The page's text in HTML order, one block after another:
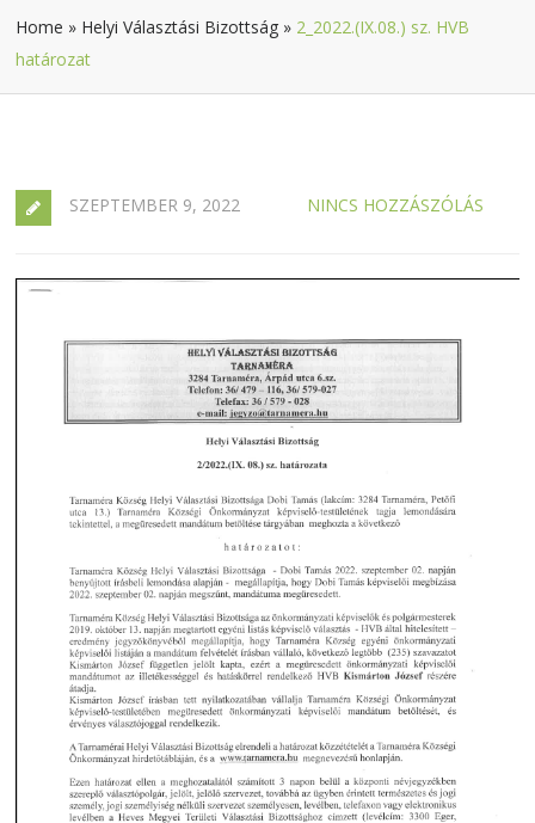
Home » Helyi Választási Bizottság » 2_2022.(IX.08.) sz. HVB
határozat
SZEPTEMBER 9, 2022 NINCS HOZZÁSZÓLÁS